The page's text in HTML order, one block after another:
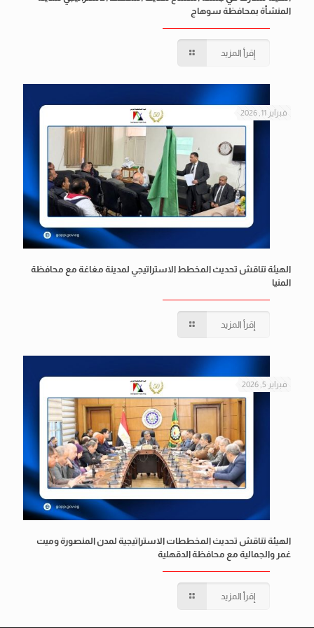
المنشأة بمحافظة سوهاج
إقرأ المزيد
فبراير 11, 2026
الهيئة تناقش تحديث المخطط الاستراتيجي لمدينة مغاغة مع محافظة
المنيا
إقرأ المزيد
فبراير 5, 2026
الهيئة تناقش تحديث المخططات الاستراتيجية لمدن المنصورة وميت
غمر والجمالية مع محافظة الدقهلية
إقرأ المزيد